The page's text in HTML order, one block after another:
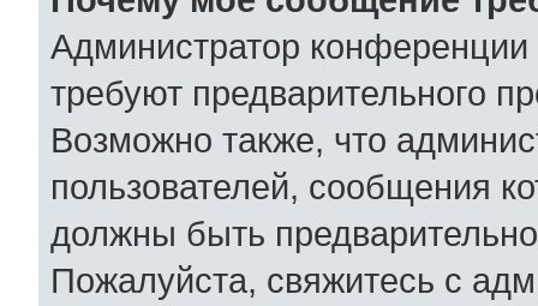
Администратор
требуют предварительного
Возможно также, что
пользователей, сообщения
должны быть
Пожалуйста, свяжитесь с